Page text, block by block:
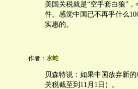
美国关税就是“空手套白狼”
件。感觉中国已不再乎什么
实惠的。
作者： 水蛇
贝森特说：如果中国放弃新
关税截至到11月1日）。